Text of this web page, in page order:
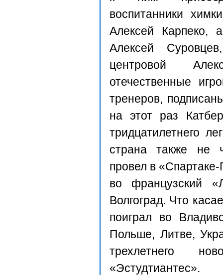
воспитанники
Алексей Карпеко,
Алексей
центровой
отечественные
тренеров,
на этот раз
тридцатилетнего
страна также не
провел в
во французский
Волгоград. Что
поиграл во
Польше, Литве,
трехлетнего
«Эстудтиантес».